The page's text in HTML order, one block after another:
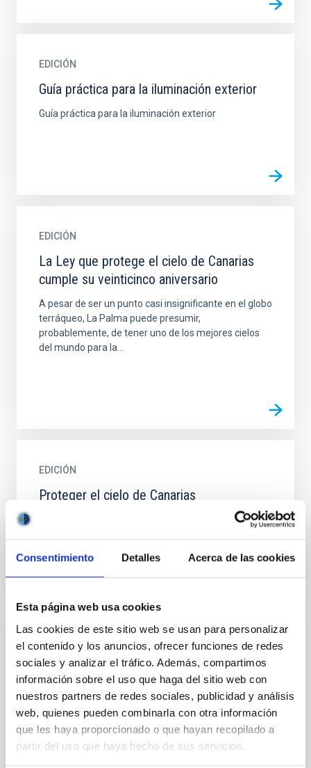
Consentimiento Detalles Acerca de las cookies
Esta página web usa cookies
Las cookies de este sitio web se usan para personalizar
el contenido y los anuncios, ofrecer funciones de redes
sociales y analizar el tráfico. Además, compartimos
información sobre el uso que haga del sitio web con
nuestros partners de redes sociales, publicidad y análisis
web, quienes pueden combinarla con otra información
que les haya proporcionado o que hayan recopilado a
partir del uso que haya hecho de sus servicios.
EDICIÓN
Guía práctica para la iluminación exterior
Guía práctica para la iluminación exterior
EDICIÓN
La Ley que protege el cielo de Canarias
cumple su veinticinco aniversario
A pesar de ser un punto casi insignificante en el globo
terráqueo, La Palma puede presumir,
probablemente, de tener uno de los mejores cielos
del mundo para la...
EDICIÓN
Proteger el cielo de Canarias
EDICIÓN
Uso de proyectores en el ámbito de la Ley
del Cielo
Uso de proyectores en el ámbito de la Ley del Cielo